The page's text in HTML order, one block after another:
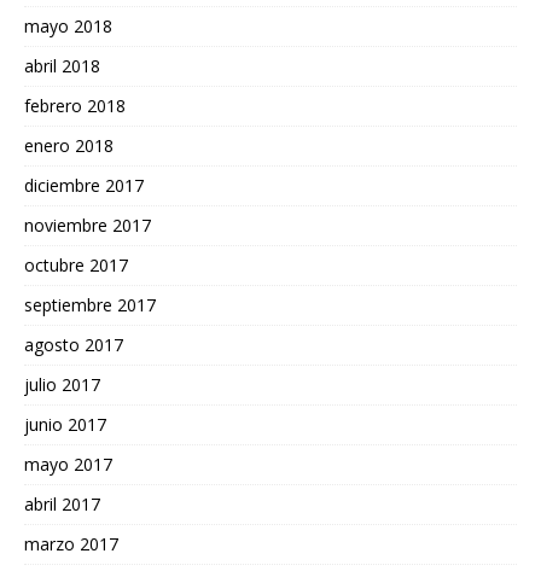
mayo 2018
abril 2018
febrero 2018
enero 2018
diciembre 2017
noviembre 2017
octubre 2017
septiembre 2017
agosto 2017
julio 2017
junio 2017
mayo 2017
abril 2017
marzo 2017